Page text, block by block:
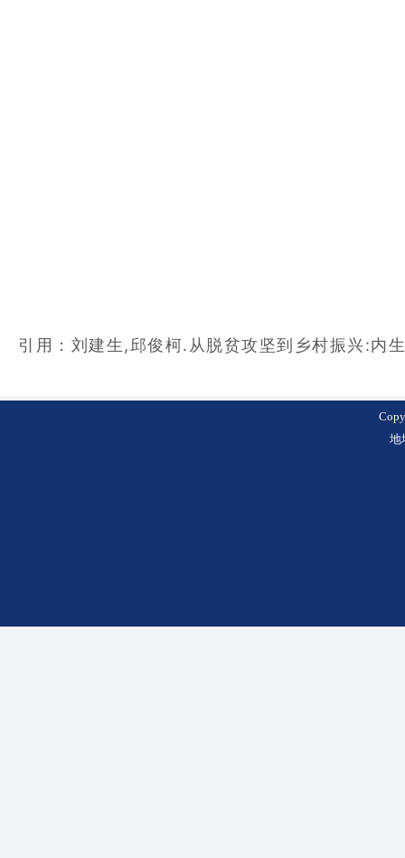
引用：刘建生,邱俊柯.从脱贫攻坚到乡村振兴:
地